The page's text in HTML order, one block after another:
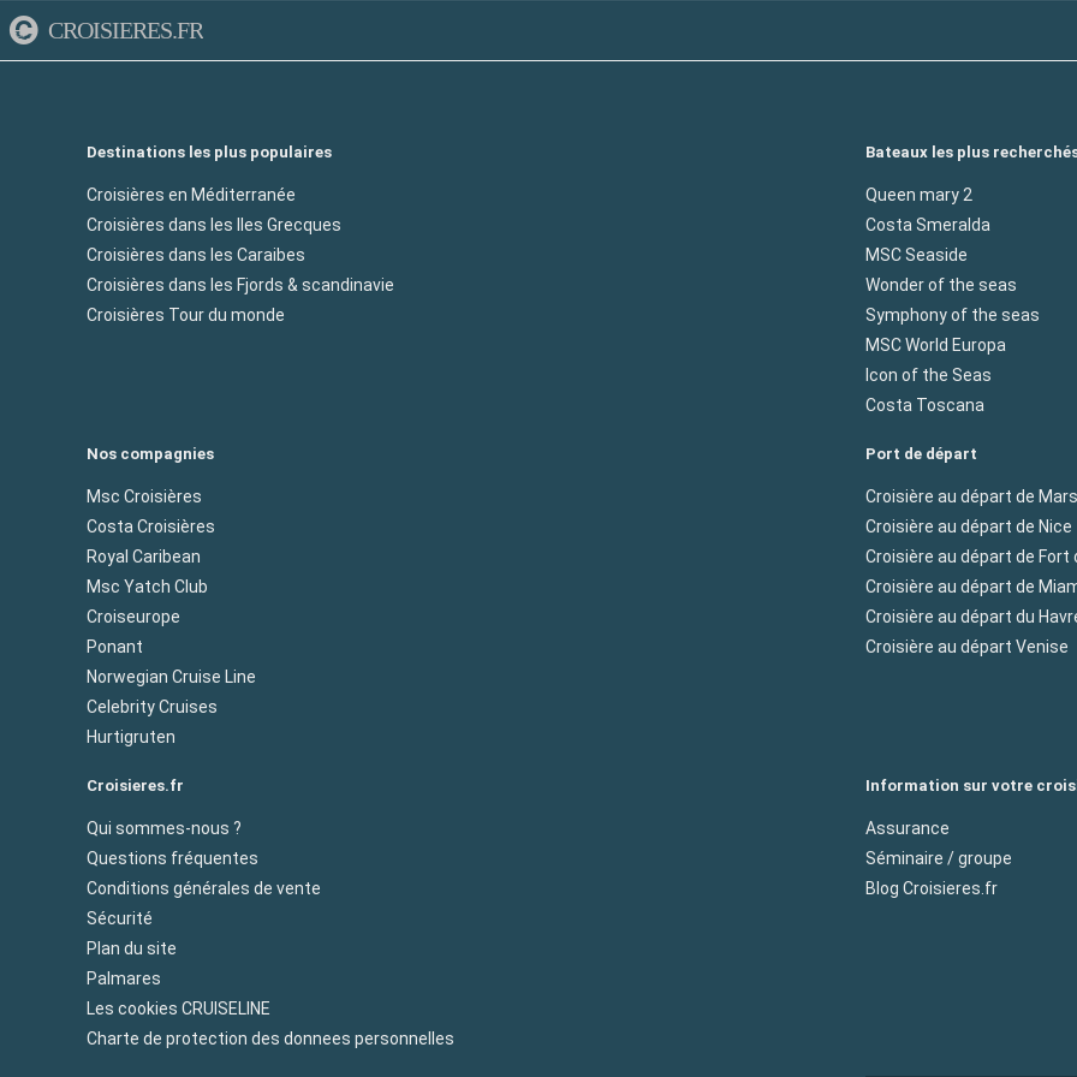
CROISIERES.FR
Destinations les plus populaires
Croisières en Méditerranée
Croisières dans les Iles Grecques
Croisières dans les Caraibes
Croisières dans les Fjords & scandinavie
Croisières Tour du monde
Bateaux les plus
Queen mary 2
Costa Smeralda
MSC Seaside
Wonder of the seas
Symphony of the seas
MSC World Europa
Icon of the Seas
Costa Toscana
Nos compagnies
Msc Croisières
Costa Croisières
Royal Caribean
Msc Yatch Club
Croiseurope
Ponant
Norwegian Cruise Line
Celebrity Cruises
Hurtigruten
Port de départ
Croisière au départ de
Croisière au départ de Nice
Croisière au départ de Fort
Croisière au départ de
Croisière au départ du
Croisière au départ Venise
Croisieres.fr
Qui sommes-nous ?
Questions fréquentes
Conditions générales de vente
Sécurité
Plan du site
Palmares
Les cookies CRUISELINE
Charte de protection des donnees personnelles
Information sur votre
Assurance
Séminaire / groupe
Blog Croisieres.fr